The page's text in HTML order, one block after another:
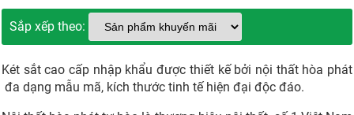
Sắp xếp theo:
Két sắt cao cấp nhập khẩu được thiết kế bởi nội thất hòa phát
đa dạng mẫu mã, kích thước tinh tế hiện đại độc đáo.